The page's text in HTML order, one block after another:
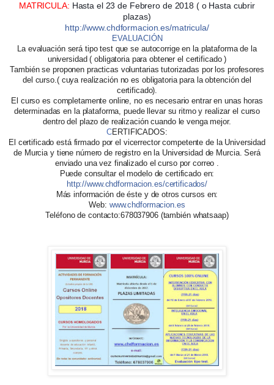
MATRICULA: Hasta el 23 de Febrero de 2018 ( o Hasta cubrir
plazas)
http://www.chdformacion.es/matricula/
EVALUACIÓN
La evaluación será tipo test que se autocorrige en la plataforma de la
universidad ( obligatoria para obtener el certificado )
También se proponen practicas voluntarias tutorizadas por los profesores
del curso.( cuya realización no es obligatoria para la obtención del
certificado).
El curso es completamente online, no es necesario entrar en unas horas
determinadas en la plataforma, puede llevar su ritmo y realizar el curso
dentro del plazo de realización cuando le venga mejor.
CERTIFICADOS:
El certificado está firmado por el vicerrector competente de la Universidad
de Murcia y tiene número de registro en la Universidad de Murcia. Será
enviado una vez finalizado el curso por correo .
Puede consultar el modelo de certificado en:
http://www.chdformacion.es/certificados/
Más información de éste y de otros cursos en:
Web: www.chdformacion.es
Teléfono de contacto:678037906 (también whatsaap)